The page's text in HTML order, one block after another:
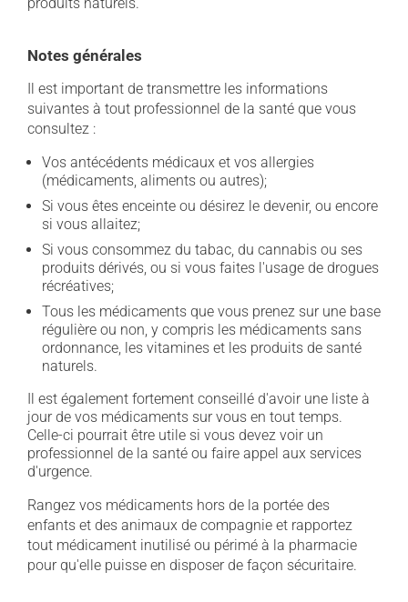
Notes générales
Il est important de transmettre les informations
suivantes à tout professionnel de la santé que vous
consultez :
Vos antécédents médicaux et vos allergies
(médicaments, aliments ou autres);
Si vous êtes enceinte ou désirez le devenir, ou encore
si vous allaitez;
Si vous consommez du tabac, du cannabis ou ses
produits dérivés, ou si vous faites l'usage de drogues
récréatives;
Tous les médicaments que vous prenez sur une base
régulière ou non, y compris les médicaments sans
ordonnance, les vitamines et les produits de santé
naturels.
Il est également fortement conseillé d'avoir une liste à
jour de vos médicaments sur vous en tout temps.
Celle-ci pourrait être utile si vous devez voir un
professionnel de la santé ou faire appel aux services
d'urgence.
Rangez vos médicaments hors de la portée des
enfants et des animaux de compagnie et rapportez
tout médicament inutilisé ou périmé à la pharmacie
pour qu'elle puisse en disposer de façon sécuritaire.